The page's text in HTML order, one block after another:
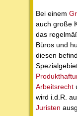
Bei einem
auch große
das
Büros und
diesen
Arbeitsrecht
wird i.d.R.
Juristen